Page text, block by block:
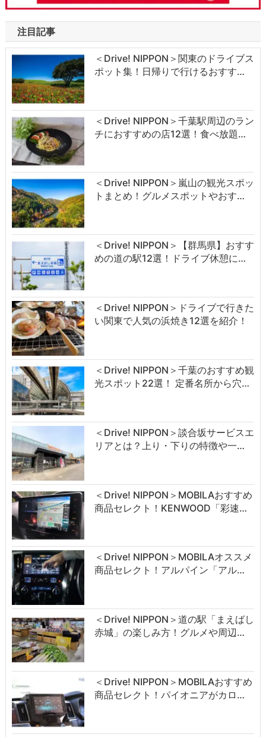
注目記事
＜Drive! NIPPON＞関東のドライブス
ポット集！日帰りで行けるおすす…
＜Drive! NIPPON＞千葉駅周辺のラン
チにおすすめの店12選！食べ放題…
＜Drive! NIPPON＞嵐山の観光スポッ
トまとめ！グルメスポットやおす…
＜Drive! NIPPON＞【群馬県】おすす
めの道の駅12選！ドライブ休憩に…
＜Drive! NIPPON＞ドライブで行きた
い関東で人気の浜焼き12選を紹介！
＜Drive! NIPPON＞千葉のおすすめ観
光スポット22選！ 定番名所から穴…
＜Drive! NIPPON＞談合坂サービスエ
リアとは？上り・下りの特徴や一…
＜Drive! NIPPON＞MOBILAおすすめ
商品セレクト！KENWOOD「彩速…
＜Drive! NIPPON＞MOBILAオススメ
商品セレクト！アルパイン「アル…
＜Drive! NIPPON＞道の駅「まえばし
赤城」の楽しみ方！グルメや周辺…
＜Drive! NIPPON＞MOBILAおすすめ
商品セレクト！パイオニアがカロ…